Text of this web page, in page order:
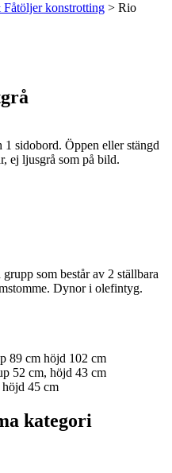
konstrotting > Rio
sidobord. Öppen eller stängd
ej ljusgrå som på bild.
som består av 2 ställbara
Dynor i olefintyg.
89 cm höjd 102 cm
52 cm, höjd 43 cm
45 cm
kategori